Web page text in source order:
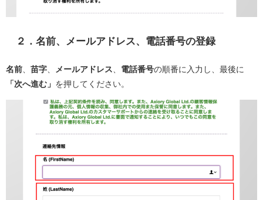
２．名前、メールアドレス、電話番号の登録
名前 苗字 メールアドレス 電話番号の順番に入力し、最後に
「次へ進む」 を押してください。